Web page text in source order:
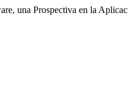
una Prospectiva en la